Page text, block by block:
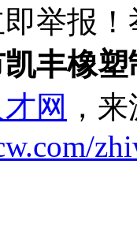
举报
丰橡
网 ，